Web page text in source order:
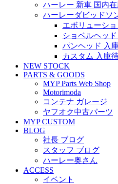
ハーレー 新車 国内
ハーレーダビッドソ
エボリューシ
ショベルヘッ
パンヘッド 入
カスタム 入庫
NEW STOCK
PARTS & GOODS
MYP Parts Web Shop
Motorimoda
コンテナ ガレージ
ヤフオク中古パーツ
MYP CUSTOM
BLOG
社長 ブログ
スタッフ ブログ
ハーレー奥さん
ACCESS
イベント